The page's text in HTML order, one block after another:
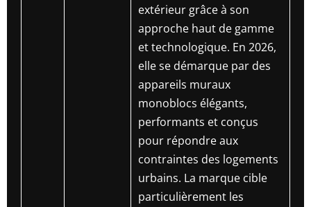
extérieur grâce à son
approche haut de gamme
et technologique. En 2026,
elle se démarque par des
appareils muraux
monoblocs élégants,
performants et conçus
pour répondre aux
contraintes des logements
urbains. La marque cible
particulièrement les